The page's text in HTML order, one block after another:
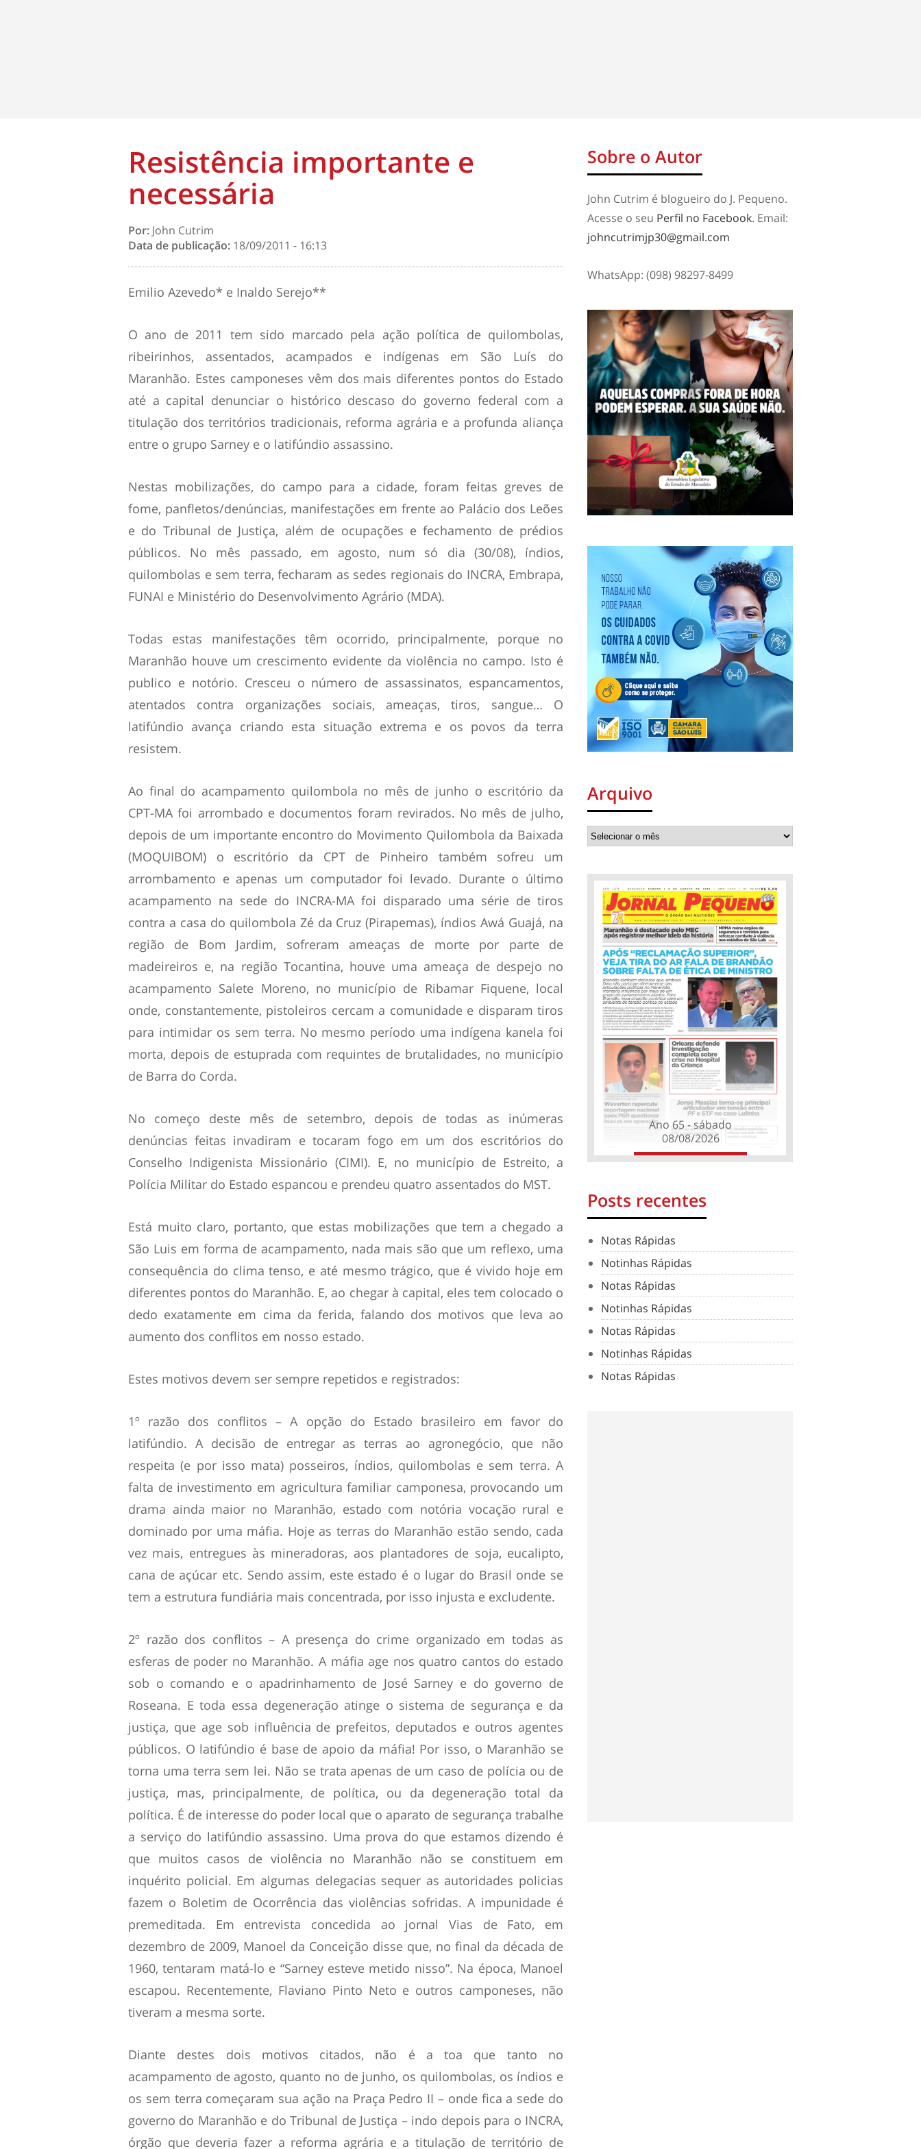
Resistência importante e
necessária
Por: John Cutrim
Data de publicação: 18/09/2011 - 16:13
Emilio Azevedo* e Inaldo Serejo**
O ano de 2011 tem sido marcado pela ação política de quilombolas,
ribeirinhos, assentados, acampados e indígenas em São Luís do
Maranhão. Estes camponeses vêm dos mais diferentes pontos do Estado
até a capital denunciar o histórico descaso do governo federal com a
titulação dos territórios tradicionais, reforma agrária e a profunda aliança
entre o grupo Sarney e o latifúndio assassino.
Nestas mobilizações, do campo para a cidade, foram feitas greves de
fome, panfletos/denúncias, manifestações em frente ao Palácio dos Leões
e do Tribunal de Justiça, além de ocupações e fechamento de prédios
públicos. No mês passado, em agosto, num só dia (30/08), índios,
quilombolas e sem terra, fecharam as sedes regionais do INCRA, Embrapa,
FUNAI e Ministério do Desenvolvimento Agrário (MDA).
Todas estas manifestações têm ocorrido, principalmente, porque no
Maranhão houve um crescimento evidente da violência no campo. Isto é
publico e notório. Cresceu o número de assassinatos, espancamentos,
atentados contra organizações sociais, ameaças, tiros, sangue… O
latifúndio avança criando esta situação extrema e os povos da terra
resistem.
Ao final do acampamento quilombola no mês de junho o escritório da
CPT-MA foi arrombado e documentos foram revirados. No mês de julho,
depois de um importante encontro do Movimento Quilombola da Baixada
(MOQUIBOM) o escritório da CPT de Pinheiro também sofreu um
arrombamento e apenas um computador foi levado. Durante o último
acampamento na sede do INCRA-MA foi disparado uma série de tiros
contra a casa do quilombola Zé da Cruz (Pirapemas), índios Awá Guajá, na
região de Bom Jardim, sofreram ameaças de morte por parte de
madeireiros e, na região Tocantina, houve uma ameaça de despejo no
acampamento Salete Moreno, no município de Ribamar Fiquene, local
onde, constantemente, pistoleiros cercam a comunidade e disparam tiros
para intimidar os sem terra. No mesmo período uma indígena kanela foi
morta, depois de estuprada com requintes de brutalidades, no município
de Barra do Corda.
No começo deste mês de setembro, depois de todas as inúmeras
denúncias feitas invadiram e tocaram fogo em um dos escritórios do
Conselho Indigenista Missionário (CIMI). E, no município de Estreito, a
Polícia Militar do Estado espancou e prendeu quatro assentados do MST.
Está muito claro, portanto, que estas mobilizações que tem a chegado a
São Luis em forma de acampamento, nada mais são que um reflexo, uma
consequência do clima tenso, e até mesmo trágico, que é vivido hoje em
diferentes pontos do Maranhão. E, ao chegar à capital, eles tem colocado o
dedo exatamente em cima da ferida, falando dos motivos que leva ao
aumento dos conflitos em nosso estado.
Estes motivos devem ser sempre repetidos e registrados:
1º razão dos conflitos – A opção do Estado brasileiro em favor do
latifúndio. A decisão de entregar as terras ao agronegócio, que não
respeita (e por isso mata) posseiros, índios, quilombolas e sem terra. A
falta de investimento em agricultura familiar camponesa, provocando um
drama ainda maior no Maranhão, estado com notória vocação rural e
dominado por uma máfia. Hoje as terras do Maranhão estão sendo, cada
vez mais, entregues às mineradoras, aos plantadores de soja, eucalipto,
cana de açúcar etc. Sendo assim, este estado é o lugar do Brasil onde se
tem a estrutura fundiária mais concentrada, por isso injusta e excludente.
2º razão dos conflitos – A presença do crime organizado em todas as
esferas de poder no Maranhão. A máfia age nos quatro cantos do estado
sob o comando e o apadrinhamento de José Sarney e do governo de
Roseana. E toda essa degeneração atinge o sistema de segurança e da
justiça, que age sob influência de prefeitos, deputados e outros agentes
públicos. O latifúndio é base de apoio da máfia! Por isso, o Maranhão se
torna uma terra sem lei. Não se trata apenas de um caso de polícia ou de
justiça, mas, principalmente, de política, ou da degeneração total da
política. É de interesse do poder local que o aparato de segurança trabalhe
a serviço do latifúndio assassino. Uma prova do que estamos dizendo é
que muitos casos de violência no Maranhão não se constituem em
inquérito policial. Em algumas delegacias sequer as autoridades policias
fazem o Boletim de Ocorrência das violências sofridas. A impunidade é
premeditada. Em entrevista concedida ao jornal Vias de Fato, em
dezembro de 2009, Manoel da Conceição disse que, no final da década de
1960, tentaram matá-lo e “Sarney esteve metido nisso”. Na época, Manoel
escapou. Recentemente, Flaviano Pinto Neto e outros camponeses, não
tiveram a mesma sorte.
Diante destes dois motivos citados, não é a toa que tanto no
acampamento de agosto, quanto no de junho, os quilombolas, os índios e
os sem terra começaram sua ação na Praça Pedro II – onde fica a sede do
governo do Maranhão e do Tribunal de Justiça – indo depois para o INCRA,
órgão que deveria fazer a reforma agrária e a titulação de território de
Sobre o Autor
John Cutrim é blogueiro do J. Pequeno.
Acesse o seu Perfil no Facebook. Email:
johncutrimjp30@gmail.com
WhatsApp: (098) 98297-8499
Arquivo
Ano 65 - sábado
08/08/2026
Posts recentes
Notas Rápidas
Notinhas Rápidas
Notas Rápidas
Notinhas Rápidas
Notas Rápidas
Notinhas Rápidas
Notas Rápidas